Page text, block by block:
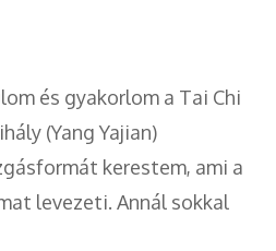
és gyakorlom a Tai Chi
(Yang Yajian)
kerestem, ami a
levezeti. Annál sokkal